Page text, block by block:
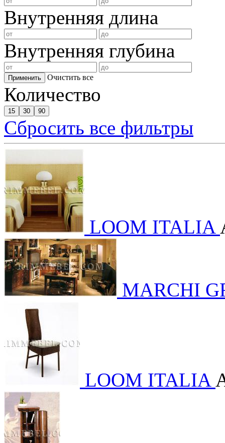
Внутренняя длина
Внутренняя глубина
Применить Очистить все
Количество
15 30 90
Сбросить все фильтры
LOOM ITALIA
MARCHI
LOOM ITALIA